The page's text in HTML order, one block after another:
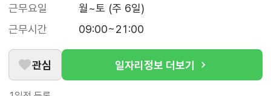
근무요일
월~토 (주 6일)
근무시간
09:00~21:00
관심 일자리정보 더보기